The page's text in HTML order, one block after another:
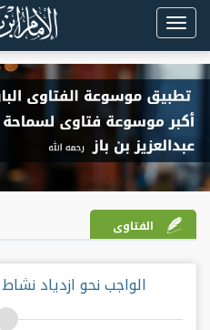
Toggle
navigation
الفتاوى
الواجب نحو ازدياد